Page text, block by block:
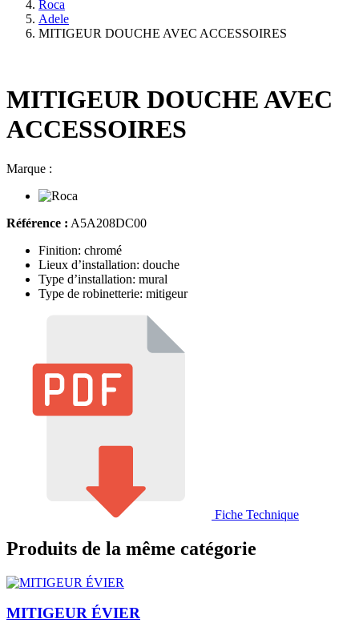
Roca
Adele
MITIGEUR DOUCHE AVEC ACCESSOIRES
MITIGEUR DOUCHE AVEC
ACCESSOIRES
Marque :
Référence : A5A208DC00
Finition: chromé
Lieux d’installation: douche
Type d’installation: mural
Type de robinetterie: mitigeur
Fiche Technique
Produits de la même catégorie
MITIGEUR ÉVIER